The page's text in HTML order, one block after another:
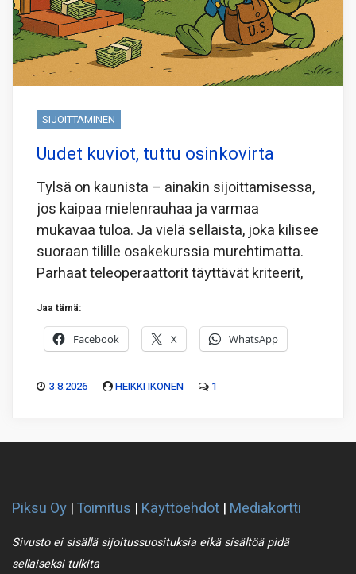
SIJOITTAMINEN
Uudet kuviot, tuttu osinkovirta
Tylsä on kaunista – ainakin sijoittamisessa,
jos kaipaa mielenrauhaa ja varmaa
mukavaa tuloa. Ja vielä sellaista, joka kilisee
suoraan tilille osakekurssia murehtimatta.
Parhaat teleoperaattorit täyttävät kriteerit,
Jaa tämä:
Facebook X WhatsApp
3.8.2026 HEIKKI IKONEN 1
Piksu Oy |Toimitus | Käyttöehdot | Mediakortti
Sivusto ei sisällä sijoitussuosituksia eikä sisältöä pidä
sellaiseksi tulkita